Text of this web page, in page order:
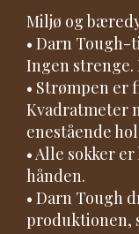
Miljø og
• Darn
Ingen strenge.
• Strømpen er
Kvadratmeter
enestående
• Alle sokker
hånden.
• Darn Tough
produktionen,